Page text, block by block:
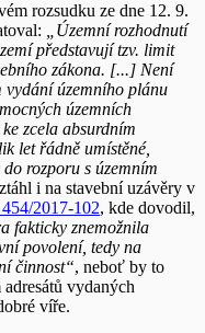
rozsudku ze dne 12. 9.
„Územní rozhodnutí
představují tzv. limit
zákona. [...] Není
vydání územního plánu
územních
zcela absurdním
let řádně umístěné,
rozporu s územním
i na stavební uzávěry v
2017-102, kde dovodil,
fakticky znemožnila
povolení, tedy na
činnost“, neboť by to
vydaných
víře.